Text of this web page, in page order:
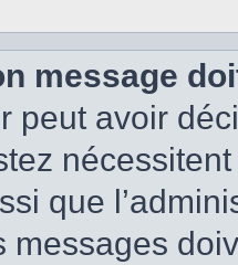
message
peut avoir
que
messages